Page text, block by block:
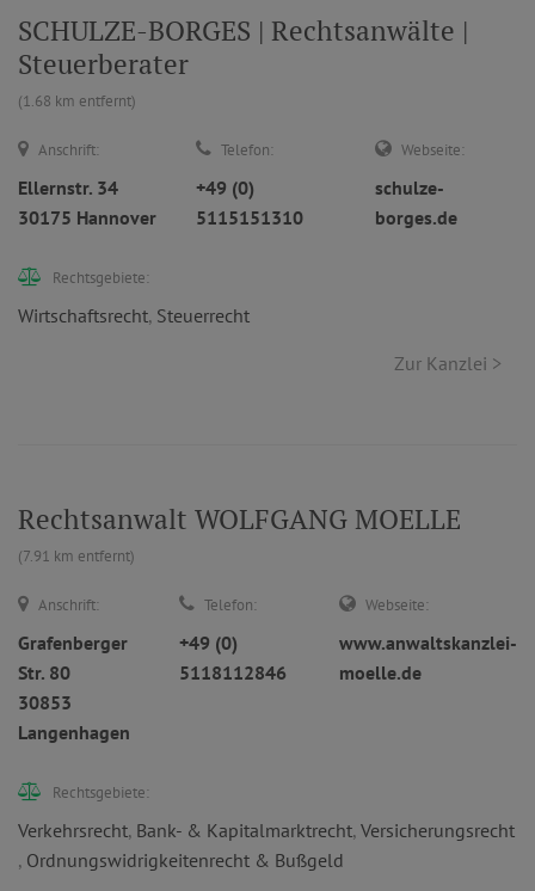
SCHULZE-BORGES | Rechtsanwälte |
Steuerberater
(1.68 km entfernt)
Anschrift:
Ellernstr. 34
30175 Hannover
Telefon:
+49 (0)
5115151310
Webseite:
schulze-
borges.de
Rechtsgebiete:
Wirtschaftsrecht, Steuerrecht
Zur Kanzlei >
Rechtsanwalt WOLFGANG MOELLE
(7.91 km entfernt)
Anschrift:
Grafenberger
Str. 80
30853
Langenhagen
Telefon:
+49 (0)
5118112846
Webseite:
www.anwaltskanzlei-
moelle.de
Rechtsgebiete:
Verkehrsrecht, Bank- & Kapitalmarktrecht, Versicherungsrecht
, Ordnungswidrigkeitenrecht & Bußgeld